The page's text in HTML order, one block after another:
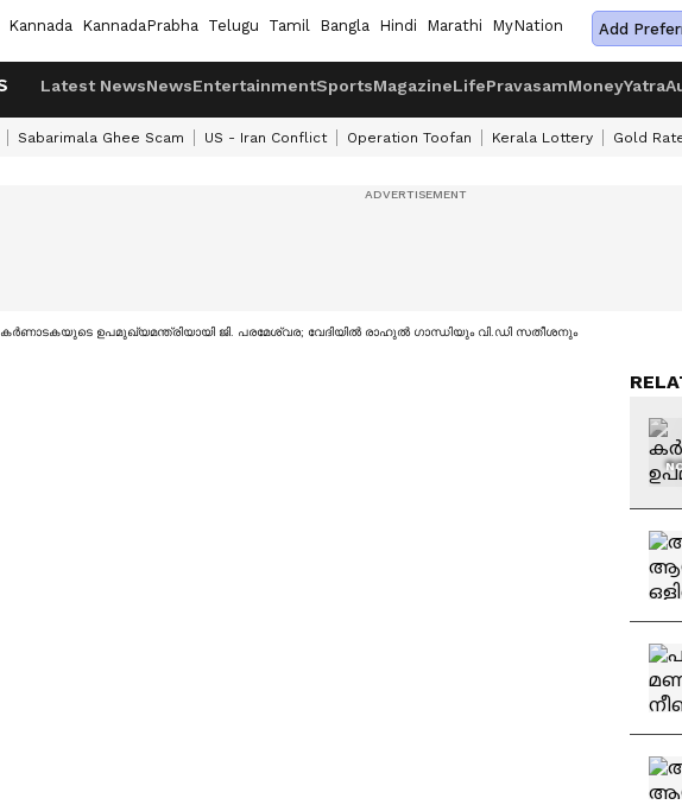
Kannada KannadaPrabha Telugu Tamil Bangla Hindi Marathi MyNation Add
Latest NewsNewsEntertainmentSportsMagazineLifePravasamMoneyYatra
Sabarimala Ghee Scam US - Iran Conflict Operation Toofan Kerala Lottery Gold
കർണാടകയുടെ ഉപമുഖ്യമന്ത്രിയായി ജി. പരമേശ്വര; വേദിയിൽ രാഹുൽ ഗാന്ധിയും വി.ഡി സതീശനും